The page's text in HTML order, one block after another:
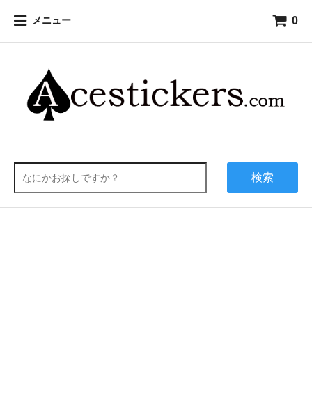
メニュー 0
検索